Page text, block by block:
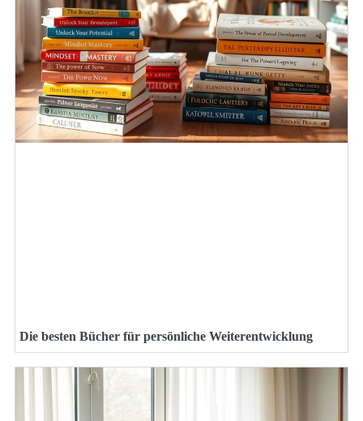
Die besten Bücher für persönliche Weiterentwicklung